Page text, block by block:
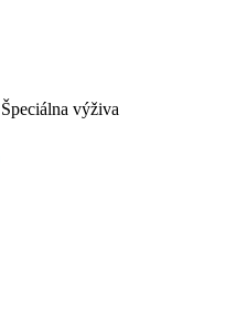
Špeciálna výživa